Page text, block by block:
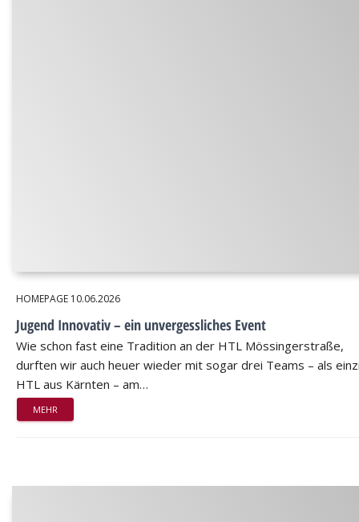
HOMEPAGE 10.06.2026
Jugend Innovativ – ein unvergessliches Event
Wie schon fast eine Tradition an der HTL Mössingerstraße,
durften wir auch heuer wieder mit sogar drei Teams – als
HTL aus Kärnten – am…
MEHR